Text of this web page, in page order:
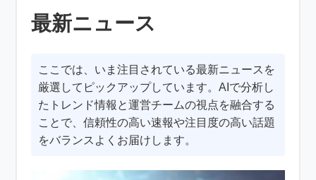
最新ニュース
ここでは、いま注目されている最新ニュースを
厳選してピックアップしています。AIで分析し
たトレンド情報と運営チームの視点を融合する
ことで、信頼性の高い速報や注目度の高い話題
をバランスよくお届けします。